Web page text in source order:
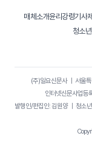
매체소개윤리강령기사
청소
(주)일요신문사｜ 서울
인터넷신문사업
발행인/편집인: 김원양｜ 청소